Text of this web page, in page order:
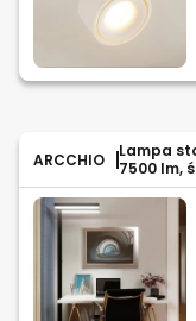
ARCCHIO
Lampa
7500 lm,